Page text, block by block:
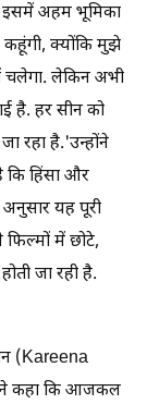
इसमें अहम भूमिका
कहूंगी, क्योंकि मुझे
चलेगा. लेकिन अभी
है. हर सीन को
रहा है.'उन्होंने
कि हिंसा और
यह पूरी
फिल्मों में छोटे,
जा रही है.
(Kareena
ने कहा कि आजकल